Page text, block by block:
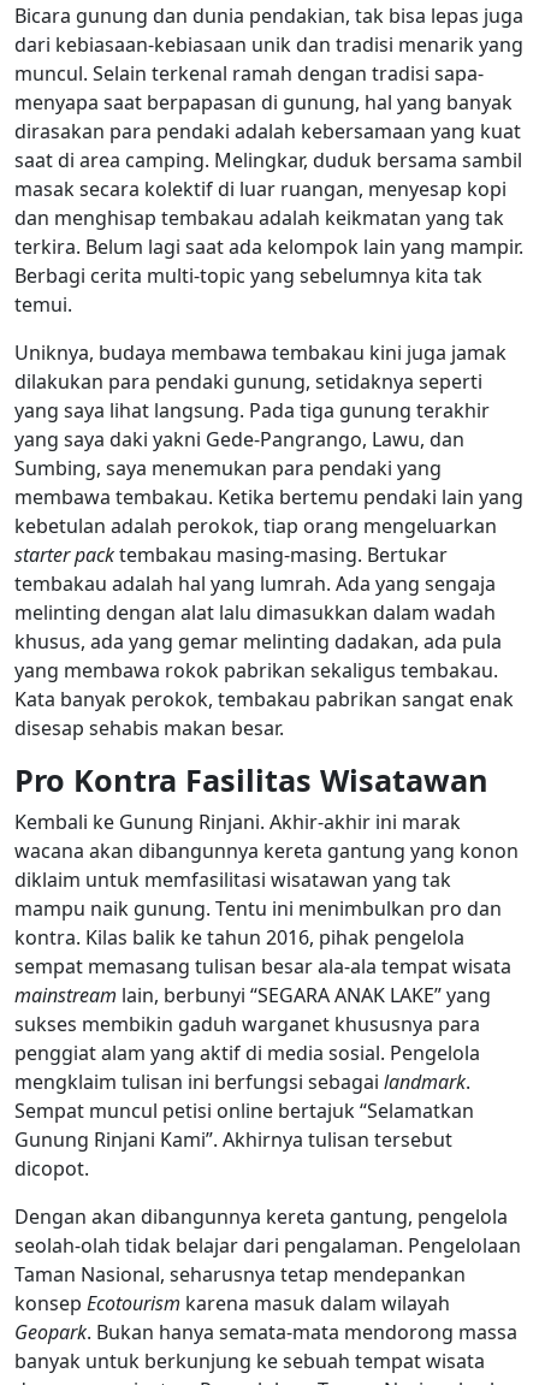
Bicara gunung dan dunia pendakian, tak bisa lepas juga
dari kebiasaan-kebiasaan unik dan tradisi menarik yang
muncul. Selain terkenal ramah dengan tradisi sapa-
menyapa saat berpapasan di gunung, hal yang banyak
dirasakan para pendaki adalah kebersamaan yang kuat
saat di area camping. Melingkar, duduk bersama sambil
masak secara kolektif di luar ruangan, menyesap kopi
dan menghisap tembakau adalah keikmatan yang tak
terkira. Belum lagi saat ada kelompok lain yang mampir.
Berbagi cerita multi-topic yang sebelumnya kita tak
temui.
Uniknya, budaya membawa tembakau kini juga jamak
dilakukan para pendaki gunung, setidaknya seperti
yang saya lihat langsung. Pada tiga gunung terakhir
yang saya daki yakni Gede-Pangrango, Lawu, dan
Sumbing, saya menemukan para pendaki yang
membawa tembakau. Ketika bertemu pendaki lain yang
kebetulan adalah perokok, tiap orang mengeluarkan
starter packtembakau masing-masing. Bertukar
tembakau adalah hal yang lumrah. Ada yang sengaja
melinting dengan alat lalu dimasukkan dalam wadah
khusus, ada yang gemar melinting dadakan, ada pula
yang membawa rokok pabrikan sekaligus tembakau.
Kata banyak perokok, tembakau pabrikan sangat enak
disesap sehabis makan besar.
Pro Kontra Fasilitas Wisatawan
Kembali ke Gunung Rinjani. Akhir-akhir ini marak
wacana akan dibangunnya kereta gantung yang konon
diklaim untuk memfasilitasi wisatawan yang tak
mampu naik gunung. Tentu ini menimbulkan pro dan
kontra. Kilas balik ke tahun 2016, pihak pengelola
sempat memasang tulisan besar ala-ala tempat wisata
mainstream lain, berbunyi “SEGARA ANAK LAKE” yang
sukses membikin gaduh warganet khususnya para
penggiat alam yang aktif di media sosial. Pengelola
mengklaim tulisan ini berfungsi sebagai landmark.
Sempat muncul petisi online bertajuk “Selamatkan
Gunung Rinjani Kami”. Akhirnya tulisan tersebut
dicopot.
Dengan akan dibangunnya kereta gantung, pengelola
seolah-olah tidak belajar dari pengalaman. Pengelolaan
Taman Nasional, seharusnya tetap mendepankan
konsep Ecotourism karena masuk dalam wilayah
Geopark. Bukan hanya semata-mata mendorong massa
banyak untuk berkunjung ke sebuah tempat wisata